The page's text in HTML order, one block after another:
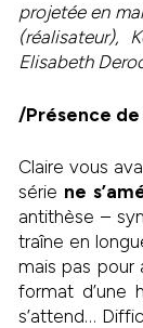
projetée en
(réalisateur),
Elisabeth
/Présence
Claire vous
série ne
antithèse –
traîne en
mais pas
format d’une
s’attend…